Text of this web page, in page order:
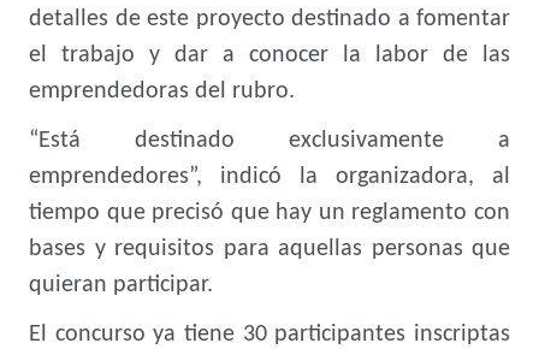
detalles de este proyecto destinado a fomentar
el trabajo y dar a conocer la labor de las
emprendedoras del rubro.
“Está destinado exclusivamente a
emprendedores”, indicó la organizadora, al
tiempo que precisó que hay un reglamento con
bases y requisitos para aquellas personas que
quieran participar.
El concurso ya tiene 30 participantes inscriptas